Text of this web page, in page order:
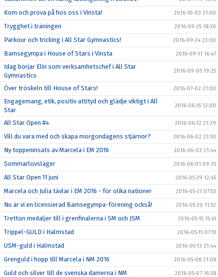
Kom och prova på hos oss i Vinsta! 2016-10-03 21:00
Trygghet i träningen 2016-09-25 18:30
Parkour och tricking i All Star Gymnastics! 2016-09-24 23:00
Bamsegympa i House of Stars i Vinsta 2016-09-11 16:47
Idag börjar Elin som verksamhetschef i All Star
Gymnastics
2016-09-05 19:25
Över tröskeln till House of Stars! 2016-07-02 21:00
Engagemang, etik, positiv attityd och glädje viktigt i All
Star
2016-06-15 13:00
All Star Open #4 2016-06-12 21:29
Vill du vara med och skapa morgondagens stjärnor? 2016-06-02 23:50
Ny toppeninsats av Marcela i EM 2016 2016-06-02 21:44
Sommarlovsläger 2016-06-01 09:35
All Star Open 11 juni 2016-05-29 12:45
Marcela och Julia tävlar i EM 2016 - för olika nationer 2016-05-21 07:53
Nu är vi en licensierad Bamsegympa-förening också! 2016-05-20 11:52
Tretton medaljer till i grenfinalerna i SM och JSM 2016-05-15 15:41
Trippel-GULD i Halmstad 2016-05-15 07:51
USM-guld i Halmstad 2016-05-13 21:44
Grenguld i hopp till Marcela i NM 2016 2016-05-08 21:08
Guld och silver till de svenska damerna i NM 2016-05-07 16:38